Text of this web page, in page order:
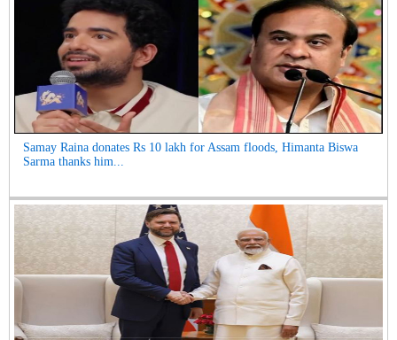
Samay Raina donates Rs 10 lakh for Assam floods, Himanta Biswa
Sarma thanks him...